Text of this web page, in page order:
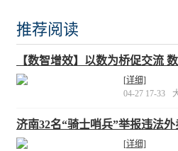
推荐阅读
【数智增效】以数为桥促交流
青参观数字济南体验馆[详细]
04-27 17-33
济南32名“骑士哨兵”举报违法
[详细]